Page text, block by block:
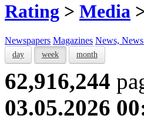
Rating > Media
Newspapers Magazines News,
day week month
62,916,244
03.05.2026